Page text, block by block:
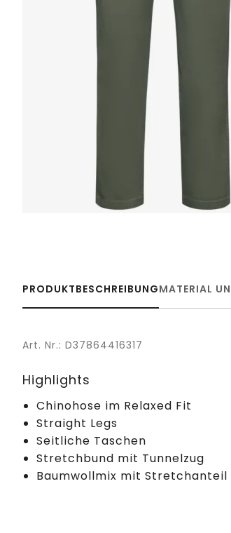
PRODUKTBESCHREIBUNGMATERIAL
Art. Nr.: D37864416317
Highlights
Chinohose im Relaxed Fit
Straight Legs
Seitliche Taschen
Stretchbund mit Tunnelzug
Baumwollmix mit Stretchanteil